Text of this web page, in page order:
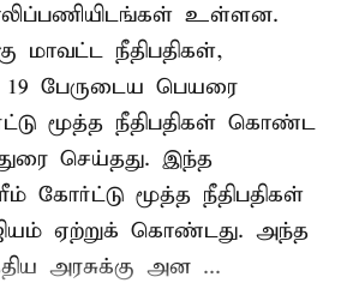
உள்ளன.
மாவட்ட நீதிபதிகள்,
பேருடைய பெயரை
மூத்த நீதிபதிகள் கொண்ட
செய்தது. இந்த
கோர்ட்டு மூத்த நீதிபதிகள்
ஏற்றுக் கொண்டது. அந்த
அரசுக்கு அன ...